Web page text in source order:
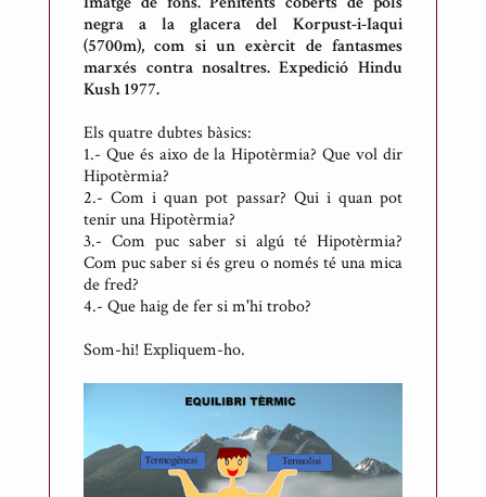
n
e
s
negra a la glacera del Korpust-i-Iaqui
(5700m), com si un exèrcit de fantasmes
marxés contra nosaltres. Expedició Hindu
Kush 1977.
Els quatre dubtes bàsics:
1.- Que és aixo de la Hipotèrmia? Que vol dir
Hipotèrmia?
2.- Com i quan pot passar? Qui i quan pot
tenir una Hipotèrmia?
3.- Com puc saber si algú té Hipotèrmia?
Com puc saber si és greu o només té una mica
de fred?
4.- Que haig de fer si m'hi trobo?
Som-hi! Expliquem-ho.